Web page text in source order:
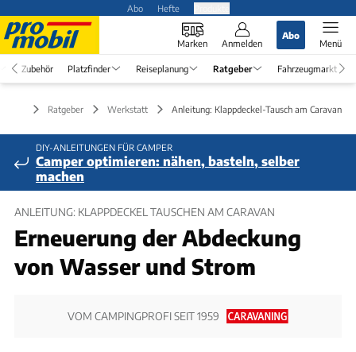
Abo Hefte
Marken Anmelden
Abo
Menü
Zubehör Platzfinder Reiseplanung Ratgeber Fahrzeugmarkt
Ratgeber Werkstatt Anleitung: Klappdeckel-Tausch am Caravan
DIY-ANLEITUNGEN FÜR CAMPER
Camper optimieren: nähen, basteln, selber
machen
ANLEITUNG: KLAPPDECKEL TAUSCHEN AM CARAVAN
Erneuerung der Abdeckung
von Wasser und Strom
VOM CAMPINGPROFI SEIT 1959